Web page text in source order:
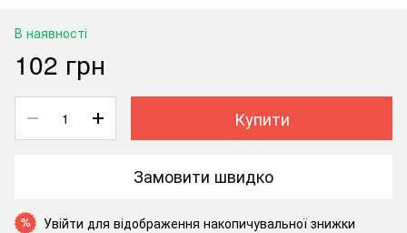
В наявності
102 грн
Купити
Замовити швидко
% Увійти для відображення накопичувальної знижки